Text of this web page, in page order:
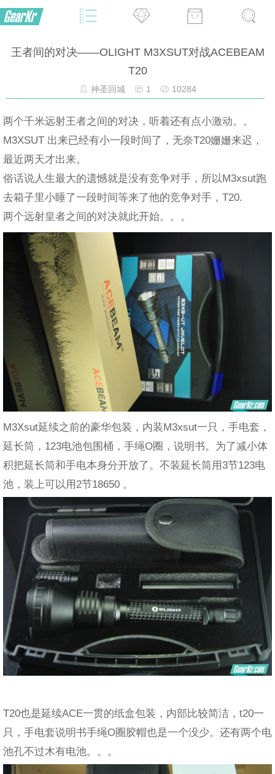
王者间的对决——OLIGHT M3XSUT对战ACEBEAM
T20
神圣回城 1 10284
两个千米远射王者之间的对决，听着还有点小激动。。
M3XSUT 出来已经有小一段时间了，无奈T20姗姗来迟，
最近两天才出来。
俗话说人生最大的遗憾就是没有竞争对手，所以M3xsut跑
去箱子里小睡了一段时间等来了他的竞争对手，T20.
两个远射皇者之间的对决就此开始。。。
M3Xsut延续之前的豪华包装，内装M3xsut一只，手电套，
延长筒，123电池包围桶，手绳O圈，说明书。为了减小体
积把延长筒和手电本身分开放了。不装延长筒用3节123电
池，装上可以用2节18650 。
T20也是延续ACE一贯的纸盒包装，内部比较简洁，t20一
只，手电套说明书手绳O圈胶帽也是一个没少。还有两个电
池孔不过木有电池。。。